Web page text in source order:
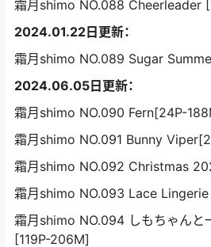
霜月shimo NO.088 Cheerleader
2024.01.22日更新：
霜月shimo NO.089 Sugar
2024.06.05日更新：
霜月shimo NO.090 Fern[24P-
霜月shimo NO.091 Bunny
霜月shimo NO.092 Christmas
霜月shimo NO.093 Lace
霜月shimo NO.094 しもちゃんと
[119P-206M]